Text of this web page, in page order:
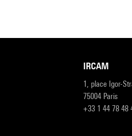
IRCAM
1, place Igor-
75004 Paris
+33 1 44 78 48